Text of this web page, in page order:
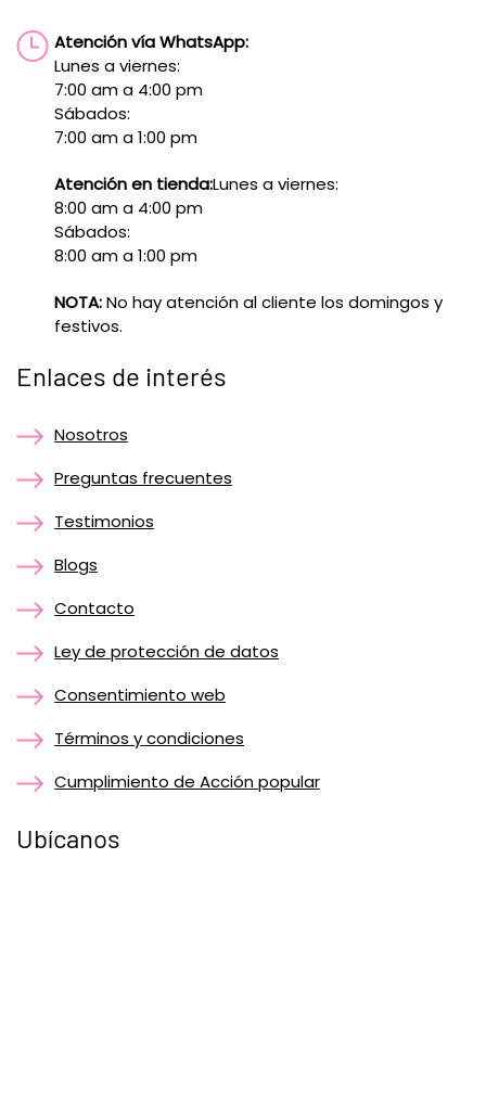
Atención vía WhatsApp:
Lunes a viernes:
7:00 am a 4:00 pm
Sábados:
7:00 am a 1:00 pm
Atención en tienda:Lunes a viernes:
8:00 am a 4:00 pm
Sábados:
8:00 am a 1:00 pm
NOTA:No hay atención al cliente los domingos y
festivos.
Enlaces de interés
Nosotros
Preguntas frecuentes
Testimonios
Blogs
Contacto
Ley de protección de datos
Consentimiento web
Términos y condiciones
Cumplimiento de Acción popular
Ubícanos